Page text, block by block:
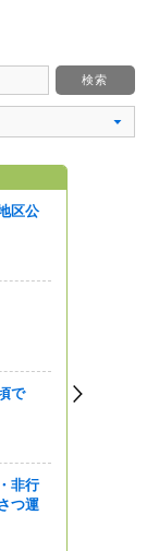
区公
で
非行
つ運